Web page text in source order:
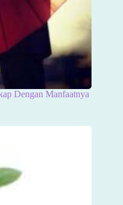
Dengan Manfaatnya